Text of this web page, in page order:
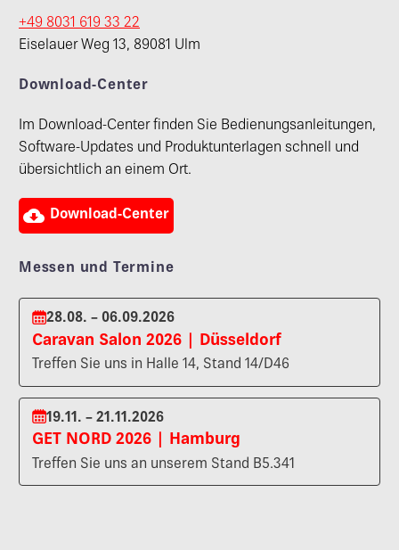
+49 8031 619 33 22
Eiselauer Weg 13, 89081 Ulm
Download-Center
Im Download-Center finden Sie Bedienungsanleitungen,
Software-Updates und Produktunterlagen schnell und
übersichtlich an einem Ort.
 Download-Center
Messen und Termine
28.08. – 06.09.2026
Caravan Salon 2026 | Düsseldorf
Treffen Sie uns in Halle 14, Stand 14/D46
19.11. – 21.11.2026
GET NORD 2026 | Hamburg
Treffen Sie uns an unserem Stand B5.341